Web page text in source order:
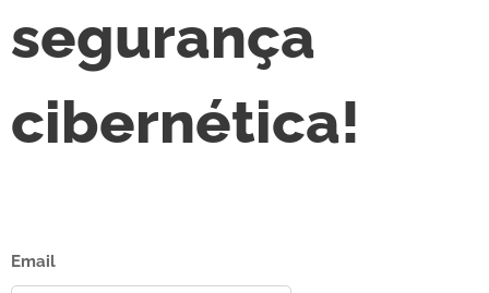
segurança
cibernética!
Email